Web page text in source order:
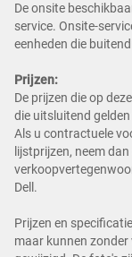
De onsite
service. Onsite-
eenheden die
Prijzen:
De prijzen die op
die uitsluitend
Als u contractuele
lijstprijzen, neem
Dell.
Prijzen en
maar kunnen